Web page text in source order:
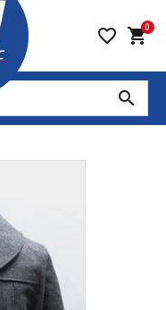
favorite_border 0
shopping_cart
search